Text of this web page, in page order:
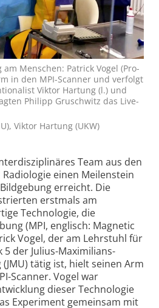
am Men­schen: Patrick Vogel (Pro­
in den MPI-Scanner und ver­folgt
Vik­tor Har­tung (l.) und
Phi­lipp Grusch­witz das Live-
Viktor Hartung (UKW)
Team aus den
einen Meilenstein
erreicht. Die
erstmals am
Technologie, die
(MPI, englisch: Magnetic
Vogel, der am Lehrstuhl für
5 der Julius-Maximilians-
tätig ist, hielt seinen Arm
Scanner. Vogel war
dieser Technologie
Experiment gemeinsam mit